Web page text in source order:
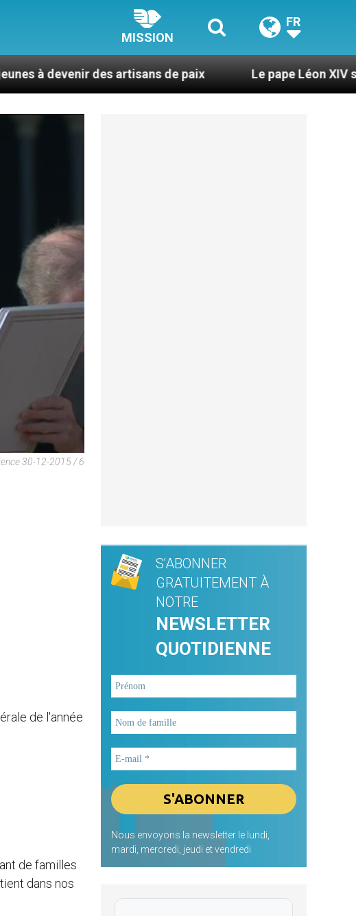
MISSION
FR
des artisans de paix Le pape Léon XIV se rendra en
30-12-2015 / 6
de l'année
de familles
dans nos
S'ABONNER
GRATUITEMENT À
NOTRE
NEWSLETTER
QUOTIDIENNE
Nous envoyons la newsletter le lundi,
mardi, mercredi, jeudi et vendredi